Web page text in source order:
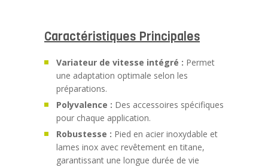
Caractéristiques Principales
Variateur de vitesse intégré : Permet
une adaptation optimale selon les
préparations.
Polyvalence : Des accessoires spécifiques
pour chaque application.
Robustesse : Pied en acier inoxydable et
lames inox avec revêtement en titane,
garantissant une longue durée de vie